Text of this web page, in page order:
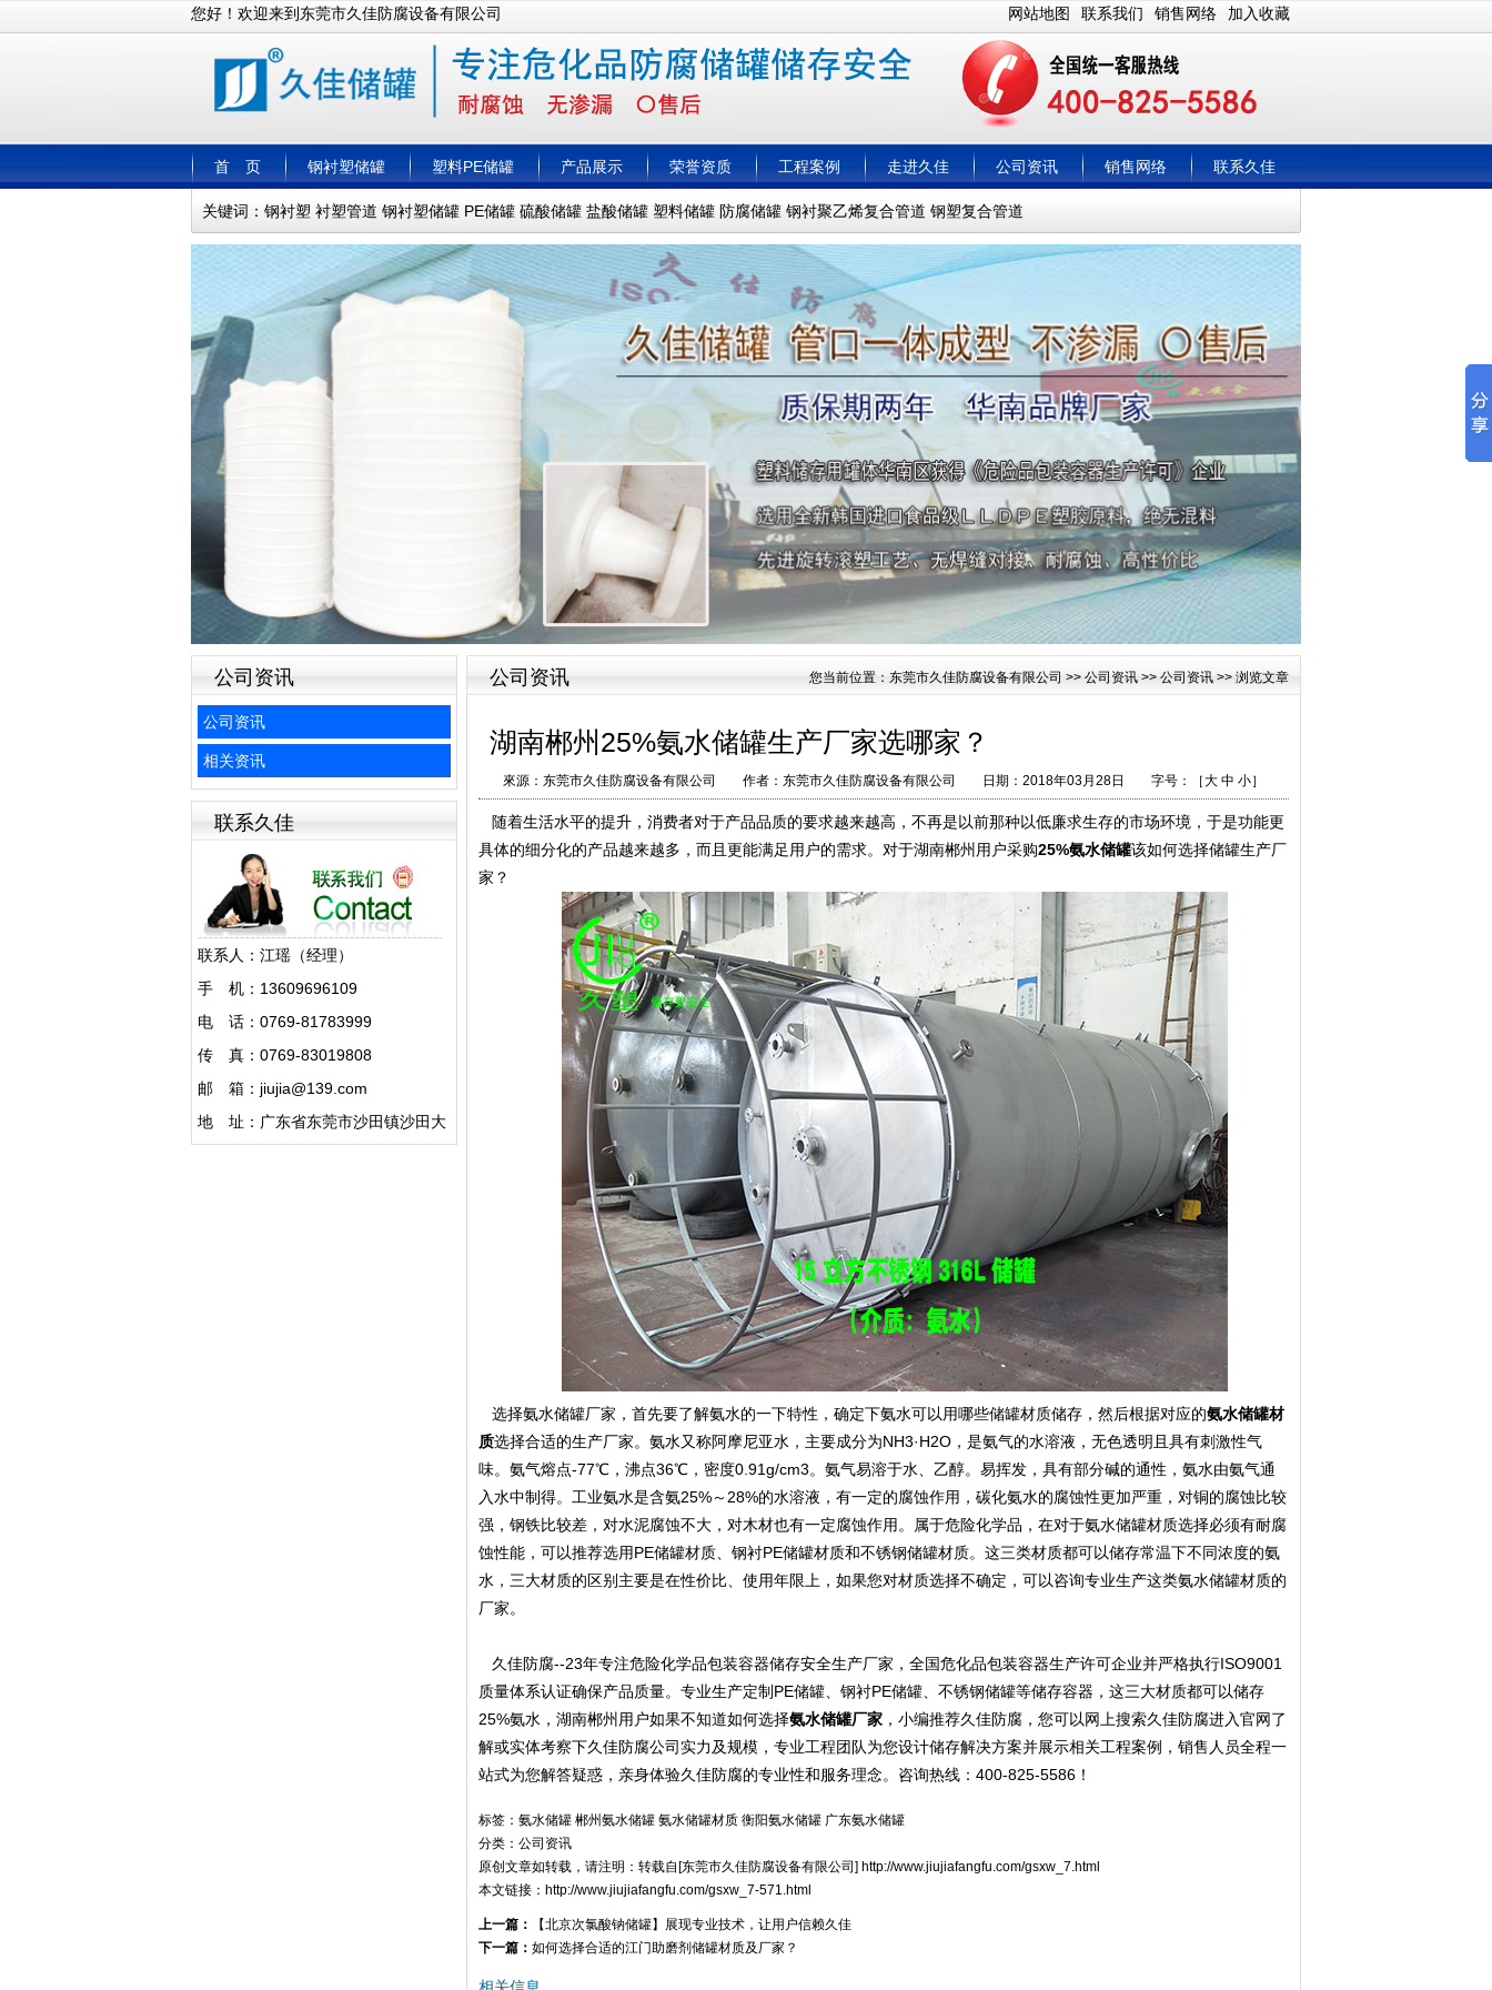
您好！欢迎来到东莞市久佳防腐设备有限公司 加入收藏
销售网络
联系我们
网站地图
首 页 钢衬塑储罐 塑料PE储罐 产品展示 荣誉资质 工程案例 走进久佳 公司资讯 销售网络 联系久佳
关键词： 钢衬塑 衬塑管道 钢衬塑储罐 PE储罐 硫酸储罐 盐酸储罐 塑料储罐 防腐储罐 钢衬聚乙烯复合管道 钢塑复合管道
公司资讯
公司资讯
相关资讯
联系久佳
联系人：江瑶（经理）
手 机：13609696109
电 话：0769-81783999
传 真：0769-83019808
邮 箱：jiujia@139.com
地 址：广东省东莞市沙田镇沙田大
公司资讯 您当前位置： 东莞市久佳防腐设备有限公司 >> 公司资讯 >> 公司资讯 >> 浏览文章
湖南郴州25%氨水储罐生产厂家选哪家？
來源：东莞市久佳防腐设备有限公司 作者：东莞市久佳防腐设备有限公司 日期：2018年03月28日 字号：［大 中 小］
随着生活水平的提升，消费者对于产品品质的要求越来越高，不再是以前那种以低廉求生存的市场环境，于是功能更
具体的细分化的产品越来越多，而且更能满足用户的需求。对于湖南郴州用户采购25%氨水储罐该如何选择储罐生产厂
家？
选择氨水储罐厂家，首先要了解氨水的一下特性，确定下氨水可以用哪些储罐材质储存，然后根据对应的氨水储罐材
质选择合适的生产厂家。氨水又称阿摩尼亚水，主要成分为NH3·H2O，是氨气的水溶液，无色透明且具有刺激性气
味。氨气熔点-77℃，沸点36℃，密度0.91g/cm3。氨气易溶于水、乙醇。易挥发，具有部分碱的通性，氨水由氨气通
入水中制得。工业氨水是含氨25%～28%的水溶液，有一定的腐蚀作用，碳化氨水的腐蚀性更加严重，对铜的腐蚀比较
强，钢铁比较差，对水泥腐蚀不大，对木材也有一定腐蚀作用。属于危险化学品，在对于氨水储罐材质选择必须有耐腐
蚀性能，可以推荐选用PE储罐材质、钢衬PE储罐材质和不锈钢储罐材质。这三类材质都可以储存常温下不同浓度的氨
水，三大材质的区别主要是在性价比、使用年限上，如果您对材质选择不确定，可以咨询专业生产这类氨水储罐材质的
厂家。
久佳防腐--23年专注危险化学品包装容器储存安全生产厂家，全国危化品包装容器生产许可企业并严格执行ISO9001
质量体系认证确保产品质量。专业生产定制PE储罐、钢衬PE储罐、不锈钢储罐等储存容器，这三大材质都可以储存
25%氨水，湖南郴州用户如果不知道如何选择氨水储罐厂家 ，小编推荐久佳防腐，您可以网上搜索久佳防腐进入官网了
解或实体考察下久佳防腐公司实力及规模，专业工程团队为您设计储存解决方案并展示相关工程案例，销售人员全程一
站式为您解答疑惑，亲身体验久佳防腐的专业性和服务理念。咨询热线：400-825-5586！
标签： 氨水储罐 郴州氨水储罐 氨水储罐材质 衡阳氨水储罐 广东氨水储罐
分类： 公司资讯
原创文章如转载，请注明：转载自[东莞市久佳防腐设备有限公司 ] http://www.jiujiafangfu.com/gsxw_7.html
本文链接： http://www.jiujiafangfu.com/gsxw_7-571.html
上一篇：
【北京次氯酸钠储罐】展现专业技术，让用户信赖久佳
下一篇： 如何选择合适的江门助磨剂储罐材质及厂家？